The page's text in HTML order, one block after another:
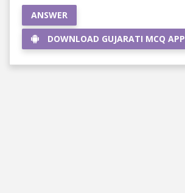
ANSWER
DOWNLOAD GUJARATI MCQ APP